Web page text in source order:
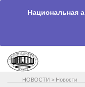
Национальная
НОВОСТИ > Новости